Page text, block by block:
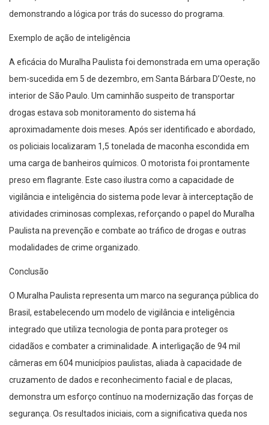
demonstrando a lógica por trás do sucesso do programa.
Exemplo de ação de inteligência
A eficácia do Muralha Paulista foi demonstrada em uma operação
bem-sucedida em 5 de dezembro, em Santa Bárbara D’Oeste, no
interior de São Paulo. Um caminhão suspeito de transportar
drogas estava sob monitoramento do sistema há
aproximadamente dois meses. Após ser identificado e abordado,
os policiais localizaram 1,5 tonelada de maconha escondida em
uma carga de banheiros químicos. O motorista foi prontamente
preso em flagrante. Este caso ilustra como a capacidade de
vigilância e inteligência do sistema pode levar à interceptação de
atividades criminosas complexas, reforçando o papel do Muralha
Paulista na prevenção e combate ao tráfico de drogas e outras
modalidades de crime organizado.
Conclusão
O Muralha Paulista representa um marco na segurança pública do
Brasil, estabelecendo um modelo de vigilância e inteligência
integrado que utiliza tecnologia de ponta para proteger os
cidadãos e combater a criminalidade. A interligação de 94 mil
câmeras em 604 municípios paulistas, aliada à capacidade de
cruzamento de dados e reconhecimento facial e de placas,
demonstra um esforço contínuo na modernização das forças de
segurança. Os resultados iniciais, com a significativa queda nos